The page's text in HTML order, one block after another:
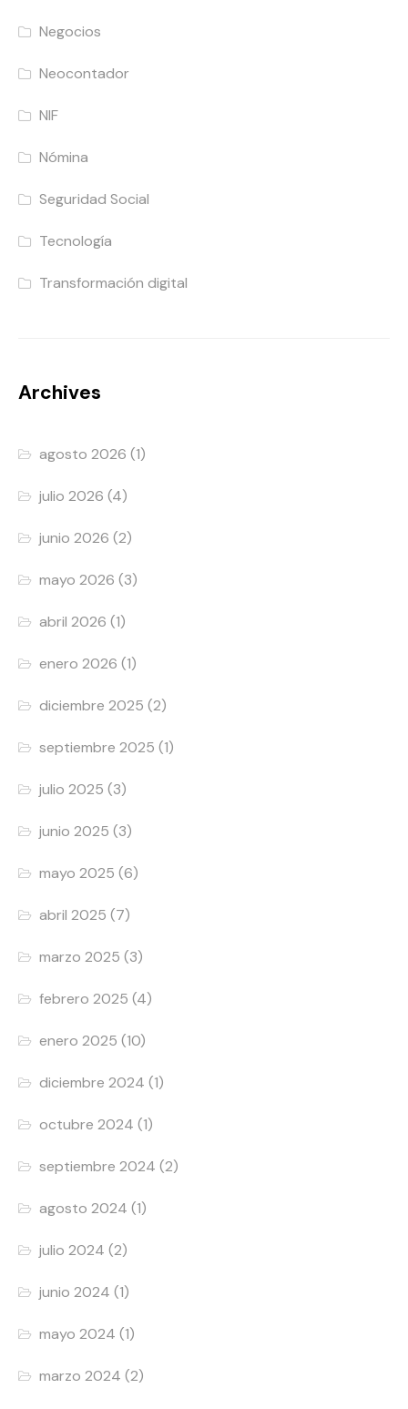
Negocios
Neocontador
NIF
Nómina
Seguridad Social
Tecnología
Transformación digital
Archives
agosto 2026 (1)
julio 2026 (4)
junio 2026 (2)
mayo 2026 (3)
abril 2026 (1)
enero 2026 (1)
diciembre 2025 (2)
septiembre 2025 (1)
julio 2025 (3)
junio 2025 (3)
mayo 2025 (6)
abril 2025 (7)
marzo 2025 (3)
febrero 2025 (4)
enero 2025 (10)
diciembre 2024 (1)
octubre 2024 (1)
septiembre 2024 (2)
agosto 2024 (1)
julio 2024 (2)
junio 2024 (1)
mayo 2024 (1)
marzo 2024 (2)